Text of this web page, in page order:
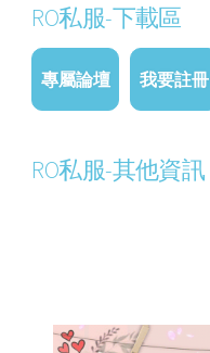
RO私服-下載區
專屬論壇 我要註冊
RO私服-其他資訊